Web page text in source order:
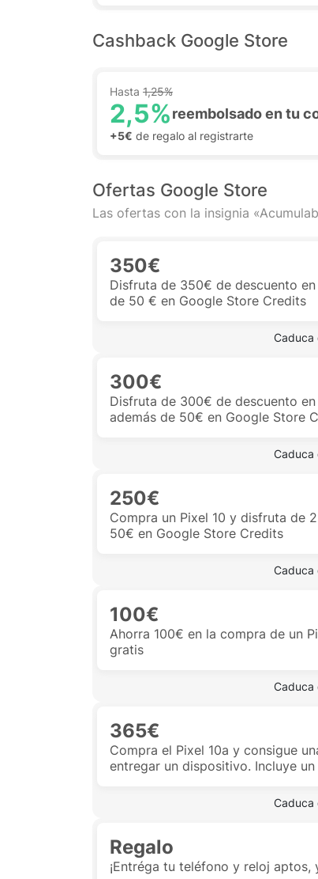
Cashback Google Store
Hasta 1,25%
2,5%reembolsado en tu
+5€ de regalo al registrarte
Ofertas Google Store
Las ofertas con la insignia
350€
Disfruta de 350€ de descuento
de 50 € en Google Store Credits
Caduca
300€
Disfruta de 300€ de descuento
además de 50€ en Google Store
Caduca
250€
Compra un Pixel 10 y disfruta de
50€ en Google Store Credits
Caduca
100€
Ahorra 100€ en la compra de un
gratis
Caduca
365€
Compra el Pixel 10a y consigue
entregar un dispositivo. Incluye
Caduca
Regalo
¡Entréga tu teléfono y reloj aptos,